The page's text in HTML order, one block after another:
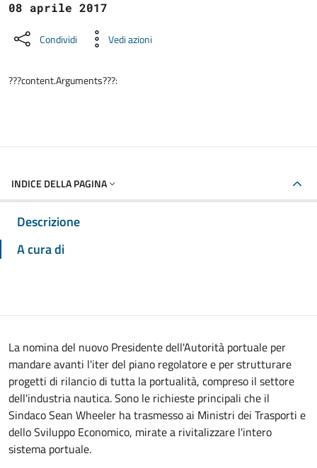
08 aprile 2017
Condividi Vedi azioni
???content.Arguments???:
INDICE DELLA PAGINA
Descrizione
A cura di
La nomina del nuovo Presidente dell'Autorità portuale per
mandare avanti l'iter del piano regolatore e per strutturare
progetti di rilancio di tutta la portualità, compreso il settore
dell'industria nautica. Sono le richieste principali che il
Sindaco Sean Wheeler ha trasmesso ai Ministri dei Trasporti e
dello Sviluppo Economico, mirate a rivitalizzare l'intero
sistema portuale.